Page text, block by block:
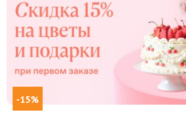
-15%